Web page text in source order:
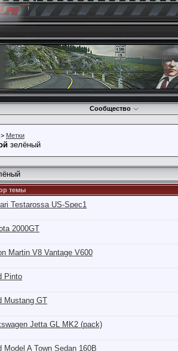
Сообщество
> Метки
зелёный
темы
Testarossa US-Spec1
2000GT
Martin V8 Vantage V600
Pinto
Mustang GT
Jetta GL MK2 (pack)
Model A Town Sedan 160B